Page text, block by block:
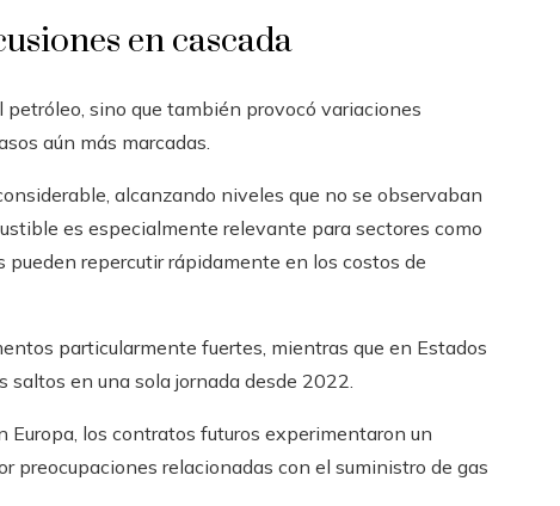
en cascada
sino que también provocó variaciones
aún más marcadas.
alcanzando niveles que no se observaban
es especialmente relevante para sectores como
repercutir rápidamente en los costos de
particularmente fuertes, mientras que en Estados
saltos en una sola jornada desde 2022.
Europa, los contratos futuros experimentaron un
preocupaciones relacionadas con el suministro de gas